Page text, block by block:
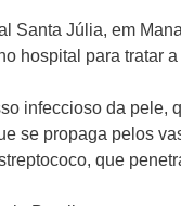
Santa Júlia, em
hospital para tratar
infeccioso da pele,
se propaga pelos
que